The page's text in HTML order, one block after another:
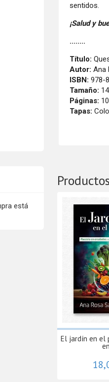
está
sentidos.
¡Salud y
........
Título:
Autor: Ana
ISBN: 978-
Tamaño:
Páginas:
Tapas:
El jardín en el